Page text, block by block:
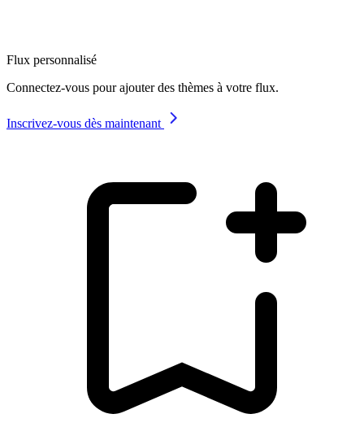
Flux personnalisé
Connectez-vous pour ajouter des thèmes à votre flux.
Inscrivez-vous dès maintenant